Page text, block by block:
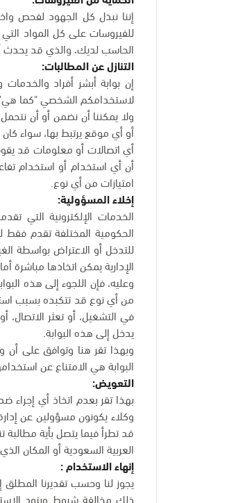
إننا نبذل كل الجهود لفحص
للفيروسات على كل المواد التي
الحاسب لديك، والذي قد يحدث
التنازل عن المطالبات:
إن بوابة أبشر أفراد
لاستخدامكم الشخصي "كما هي"
ولا يمكننا أن نضمن أو أن
أو أي موقع يرتبط بها، سواء
أي اتصالات أو معلومات قد
أن أي استخدام أو استخدام
امتيازات من أي نوع.
إخلاء المسؤولية:
الخدمات الإلكترونية التي
الحكومية المختلفة تقدم فقط
للتدخل أو الاعتراض بواسطة
الإدارية يمكن اتخاذها مباشرة
وعليه، فإن اللجوء إلى هذه
من أي نوع قد تتكبده بسبب
في التشغيل، أو تعثر
يدخل إلى هذه البوابة.
وبهذا تقر هنا وتوافق على
البوابة هي الامتناع عن
التعويض:
بهذا تقر بعدم اتخاذ أي إجراء
وكلاء يكونون مسؤولين عن
قد تطرأ فيما يتصل بأية
العربية السعودية أو المكان
إنهاء الاستخدام :
يجوز لنا وحسب تقديرنا
ذلك مخالفة شروط وبنود